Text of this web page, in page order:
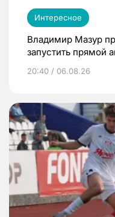
Интересное
Владимир Мазур
запустить прямой
20:40 / 06.08.26